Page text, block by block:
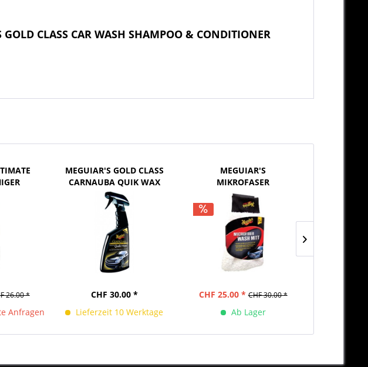
CLASS CAR WASH SHAMPOO & CONDITIONER
26.00 *
Anfragen
MEGUIAR'S GOLD CLASS
CARNAUBA QUIK WAX
(473ml)
CHF 30.00 *
Lieferzeit 10 Werktage
MEGUIAR'S
MIKROFASER
WASCHHANDSCHUH
CHF 25.00 * CHF 30.00 *
Ab Lager